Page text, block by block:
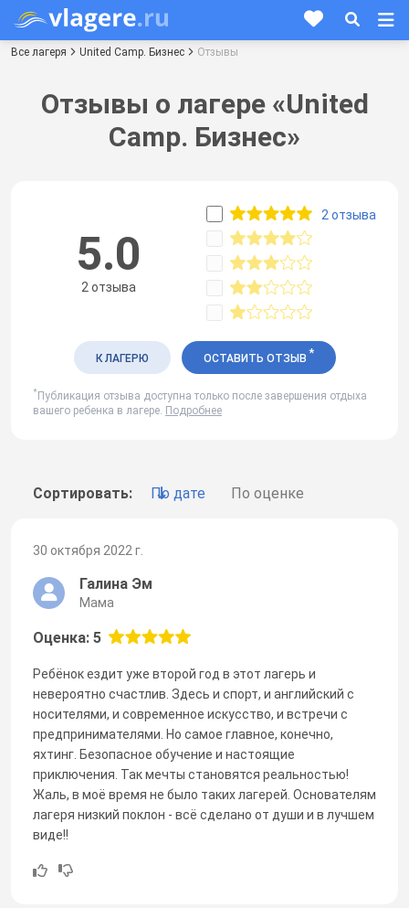
Все лагеря United Camp. Бизнес Отзывы
Отзывы о лагере «United
Camp. Бизнес»
Сортировать: По дате По оценке
30 октября 2022 г.
Галина Эм
Мама
Оценка: 5
Ребёнок ездит уже второй год в этот лагерь и
невероятно счастлив. Здесь и спорт, и английский с
носителями, и современное искусство, и встречи с
предпринимателями. Но самое главное, конечно,
яхтинг. Безопасное обучение и настоящие
приключения. Так мечты становятся реальностью!
Жаль, в моё время не было таких лагерей. Основателям
лагеря низкий поклон - всё сделано от души и в лучшем
виде!!
5.0
2 отзыва
2 отзыва
К ЛАГЕРЮ ОСТАВИТЬ ОТЗЫВ *
* Публикация отзыва доступна только после завершения отдыха
вашего ребенка в лагере. Подробнее